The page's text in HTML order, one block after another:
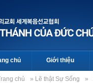
chủ Giới thiệu
chủ » Lẽ thật Sự Sống »